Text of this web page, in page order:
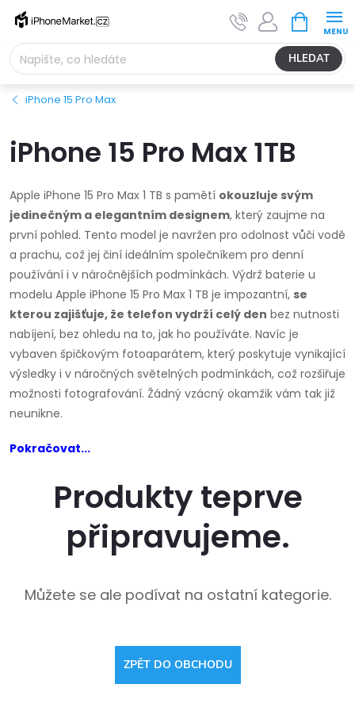
Přejít
obsah
HLEDAT
NÁKUPNÍ
KOŠÍK
iPhone 15 Pro Max
iPhone 15 Pro Max 1TB
Apple iPhone 15 Pro Max 1 TB s pamětí okouzluje svým
jedinečným a elegantním designem, který zaujme na
první pohled. Tento model je navržen pro odolnost vůči vodě
a prachu, což jej činí ideálním společníkem pro denní
používání i v náročnějších podmínkách. Výdrž baterie u
modelu Apple iPhone 15 Pro Max 1 TB je impozantní, se
kterou zajišťuje, že telefon vydrží celý den bez nutnosti
nabíjení, bez ohledu na to, jak ho používáte. Navíc je
vybaven špičkovým fotoaparátem, který poskytuje vynikající
výsledky i v náročných světelných podmínkách, což rozšiřuje
možnosti fotografování. Žádný vzácný okamžik vám tak již
neunikne.
Pokračovat...
Produkty teprve
připravujeme.
Můžete se ale podívat na ostatní kategorie.
ZPĚT DO OBCHODU